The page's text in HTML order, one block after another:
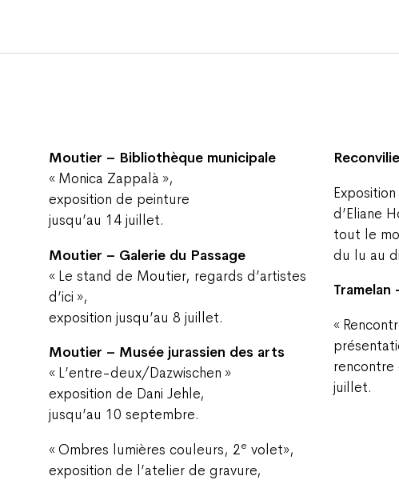
Moutier – Bibliothèque municipale
« Monica Zappalà »,
exposition de peinture
jusqu’au 14 juillet.
Moutier – Galerie du Passage
« Le stand de Moutier, regards d’artistes
d’ici »,
exposition jusqu’au 8 juillet.
Moutier – Musée jurassien des arts
« L’entre-deux/Dazwischen »
exposition de Dani Jehle,
jusqu’au 10 septembre.
« Ombres lumières couleurs, 2e volet»,
exposition de l’atelier de gravure,
d’Eliane
tout le
du lu au
Tramelan
«
rencontre
juillet.